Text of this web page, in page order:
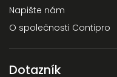
Napište nám
O společnosti Contipro
Dotazník